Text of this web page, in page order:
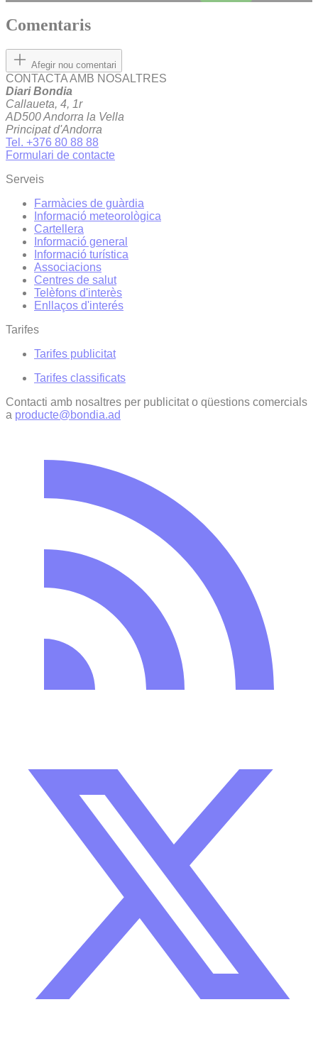
Comentaris
Afegir nou comentari
CONTACTA AMB NOSALTRES
Diari Bondia
Callaueta, 4, 1r
AD500 Andorra la Vella
Principat d'Andorra
Tel. +376 80 88 88
Formulari de contacte
Serveis
Farmàcies de guàrdia
Informació meteorològica
Cartellera
Informació general
Informació turística
Associacions
Centres de salut
Telèfons d'interès
Enllaços d'interés
Tarifes
Tarifes publicitat
Tarifes classificats
Contacti amb nosaltres per publicitat o qüestions comercials
a producte@bondia.ad